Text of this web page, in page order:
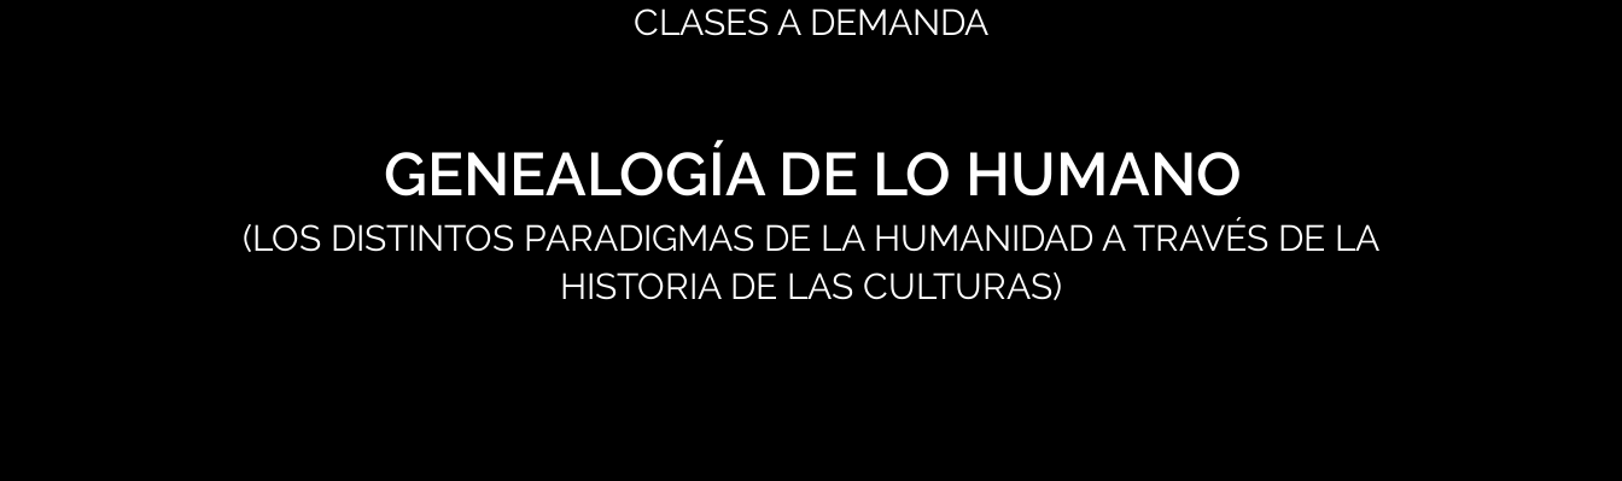
CLASES A DEMANDA
GENEALOGÍA DE LO HUMANO
(LOS DISTINTOS PARADIGMAS DE LA HUMANIDAD A TRAVÉS DE LA
HISTORIA DE LAS CULTURAS)